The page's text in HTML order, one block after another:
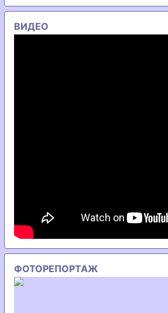
ВИДЕО
ФОТОРЕПОРТАЖ